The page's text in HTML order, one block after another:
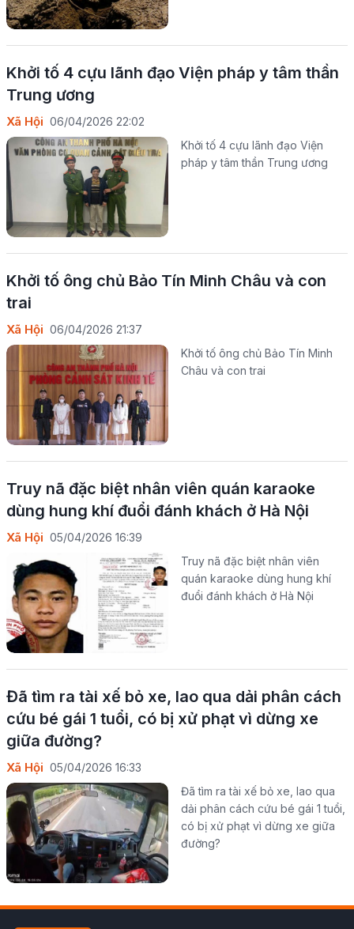
Khởi tố 4 cựu lãnh đạo Viện pháp y tâm thần
Trung ương
Xã Hội 06/04/2026 22:02
Khởi tố 4 cựu lãnh đạo Viện
pháp y tâm thần Trung ương
Khởi tố ông chủ Bảo Tín Minh Châu và con
trai
Xã Hội 06/04/2026 21:37
Khởi tố ông chủ Bảo Tín Minh
Châu và con trai
Truy nã đặc biệt nhân viên quán karaoke
dùng hung khí đuổi đánh khách ở Hà Nội
Xã Hội 05/04/2026 16:39
Truy nã đặc biệt nhân viên
quán karaoke dùng hung khí
đuổi đánh khách ở Hà Nội
Đã tìm ra tài xế bỏ xe, lao qua dải phân cách
cứu bé gái 1 tuổi, có bị xử phạt vì dừng xe
giữa đường?
Xã Hội 05/04/2026 16:33
Đã tìm ra tài xế bỏ xe, lao qua
dải phân cách cứu bé gái 1 tuổi,
có bị xử phạt vì dừng xe giữa
đường?